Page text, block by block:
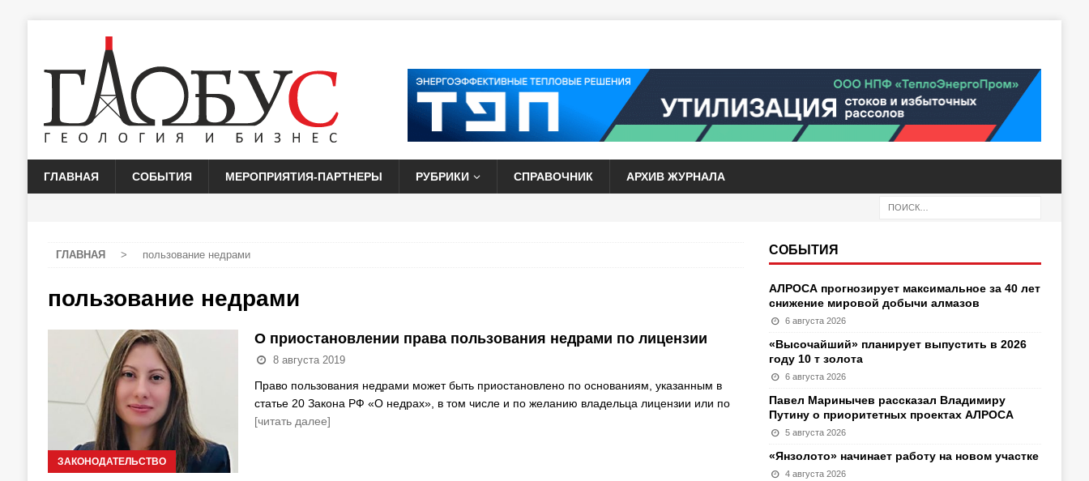
ГЛАВНАЯ СОБЫТИЯ МЕРОПРИЯТИЯ-ПАРТНЕРЫ РУБРИКИ СПРАВОЧНИК АРХИВ ЖУРНАЛА
ГЛАВНАЯ > пользование недрами
пользование недрами
ЗАКОНОДАТЕЛЬСТВО
О приостановлении права пользования недрами по лицензии
8 августа 2019
Право пользования недрами может быть приостановлено по основаниям, указанным в
статье 20 Закона РФ «О недрах», в том числе и по желанию владельца лицензии или по
[читать далее]
СОБЫТИЯ
АЛРОСА прогнозирует максимальное за 40 лет
снижение мировой добычи алмазов
6 августа 2026
«Высочайший» планирует выпустить в 2026
году 10 т золота
6 августа 2026
Павел Маринычев рассказал Владимиру
Путину о приоритетных проектах АЛРОСА
5 августа 2026
«Янзолото» начинает работу на новом участке
4 августа 2026